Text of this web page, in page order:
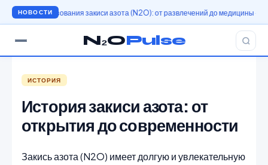
НОВОСТИ
использования закиси азота (N2O): от развлечений до медицины История
N₂OPulse
ИСТОРИЯ
История закиси азота: от
открытия до современности
Закись азота (N2O) имеет долгую и увлекательную